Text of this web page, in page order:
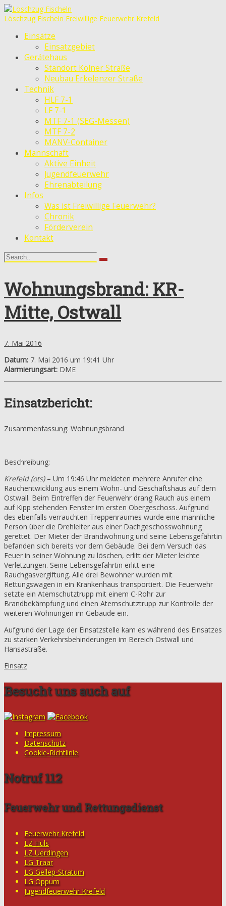
Löschzug Fischeln Freiwillige Feuerwehr Krefeld
Einsätze
Einsatzgebiet
Gerätehaus
Standort Kölner Straße
Neubau Erkelenzer Straße
Technik
HLF 7-1
LF 7-1
MTF 7-1 (SEG-Messen)
MTF 7-2
MANV-Container
Mannschaft
Aktive Einheit
Jugendfeuerwehr
Ehrenabteilung
Infos
Was ist Freiwillige Feuerwehr?
Chronik
Förderverein
Kontakt
Wohnungsbrand: KR-
Mitte, Ostwall
7. Mai 2016
Datum: 7. Mai 2016 um 19:41 Uhr
Alarmierungsart: DME
Einsatzbericht:
Zusammenfassung: Wohnungsbrand
Beschreibung:
Krefeld (ots)– Um 19:46 Uhr meldeten mehrere Anrufer eine
Rauchentwicklung aus einem Wohn- und Geschäftshaus auf dem
Ostwall. Beim Eintreffen der Feuerwehr drang Rauch aus einem
auf Kipp stehenden Fenster im ersten Obergeschoss. Aufgrund
des ebenfalls verrauchten Treppenraumes wurde eine männliche
Person über die Drehleiter aus einer Dachgeschosswohnung
gerettet. Der Mieter der Brandwohnung und seine Lebensgefährtin
befanden sich bereits vor dem Gebäude. Bei dem Versuch das
Feuer in seiner Wohnung zu löschen, erlitt der Mieter leichte
Verletzungen. Seine Lebensgefährtin erlitt eine
Rauchgasvergiftung. Alle drei Bewohner wurden mit
Rettungswagen in ein Krankenhaus transportiert. Die Feuerwehr
setzte ein Atemschutztrupp mit einem C-Rohr zur
Brandbekämpfung und einen Atemschutztrupp zur Kontrolle der
weiteren Wohnungen im Gebäude ein.
Aufgrund der Lage der Einsatzstelle kam es während des Einsatzes
zu starken Verkehrsbehinderungen im Bereich Ostwall und
Hansastraße.
Einsatz
Besucht uns auch auf
Impressum
Datenschutz
Cookie-Richtlinie
Notruf 112
Feuerwehr und Rettungsdienst
Feuerwehr Krefeld
LZ Hüls
LZ Uerdingen
LG Traar
LG Gellep-Stratum
LG Oppum
Jugendfeuerwehr Krefeld